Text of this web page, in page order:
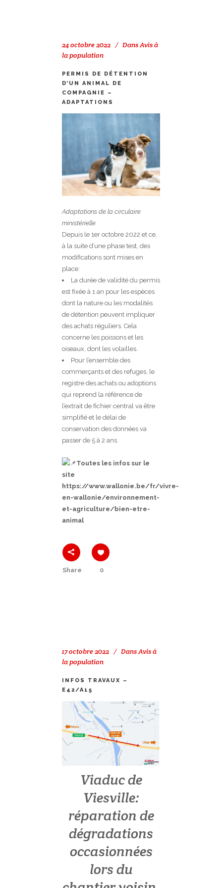
24 octobre 2022 DansAvis à
la population
PERMIS DE DÉTENTION
D’UN ANIMAL DE
COMPAGNIE –
ADAPTATIONS
Adaptations de la circulaire
ministérielle
Depuis le 1er octobre 2022 et ce,
à la suite d’une phase test, des
modifications sont mises en
place:
La durée de validité du permis
est fixée à 1 an pour les espèces
dont la nature ou les modalités
de détention peuvent impliquer
des achats réguliers. Cela
concerne les poissons et les
oiseaux, dont les volailles.
Pour l’ensemble des
commerçants et des refuges, le
registre des achats ou adoptions
qui reprend la référence de
l’extrait de fichier central va être
simplifié et le délai de
conservation des données va
passer de 5 à 2 ans.
Toutes les infos sur le
site
https://www.wallonie.be/fr/vivre-
en-wallonie/environnement-
et-agriculture/bien-etre-
animal
Share 0
17 octobre 2022 DansAvis à
la population
INFOS TRAVAUX –
E42/A15
Viaduc de
Viesville:
réparation de
dégradations
occasionnées
lors du